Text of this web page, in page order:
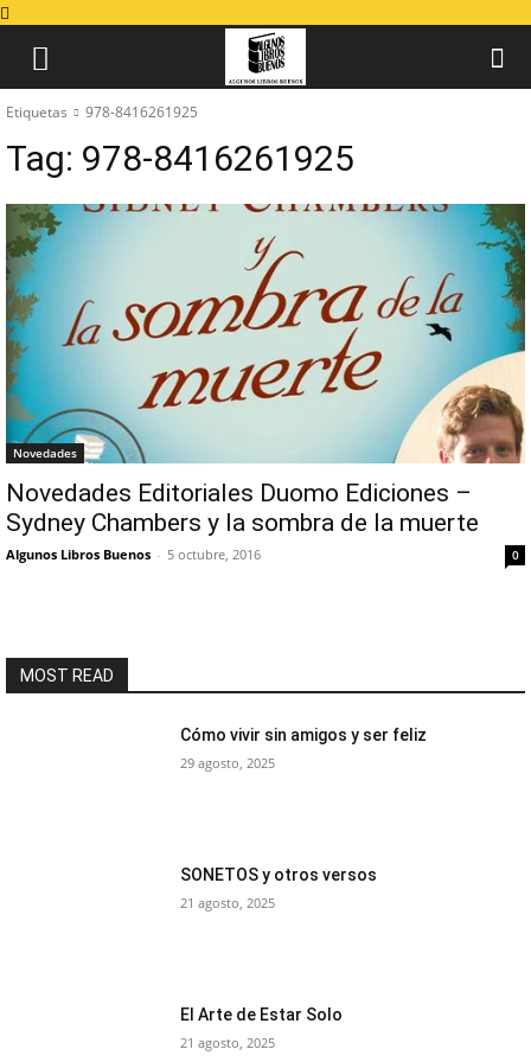
Etiquetas 978-8416261925
Tag: 978-8416261925
Novedades
Novedades Editoriales Duomo Ediciones –
Sydney Chambers y la sombra de la muerte
Algunos Libros Buenos - 5 octubre, 2016 0
MOST READ
Cómo vivir sin amigos y ser feliz
29 agosto, 2025
SONETOS y otros versos
21 agosto, 2025
El Arte de Estar Solo
21 agosto, 2025